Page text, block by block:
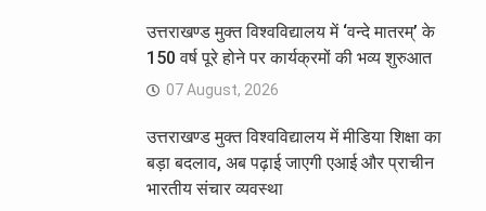
उत्तराखण्ड मुक्त विश्वविद्यालय में ‘वन्दे मातरम्’ के
150 वर्ष पूरे होने पर कार्यक्रमों की भव्य शुरुआत
07 August, 2026
उत्तराखण्ड मुक्त विश्वविद्यालय में मीडिया शिक्षा का
बड़ा बदलाव, अब पढ़ाई जाएगी एआई और प्राचीन
भारतीय संचार व्यवस्था